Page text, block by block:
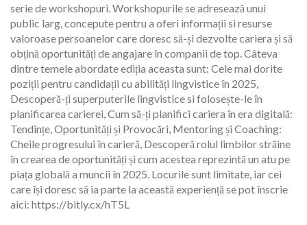
serie de workshopuri. Workshopurile se adresează unui
public larg, concepute pentru a oferi informații si resurse
valoroase persoanelor care doresc să-și dezvolte cariera și să
obțină oportunități de angajare în companii de top. Câteva
dintre temele abordate ediția aceasta sunt: Cele mai dorite
poziții pentru candidații cu abilități lingvistice în 2025,
Descoperă-ți superputerile lingvistice si folosește-le în
planificarea carierei, Cum să-ți planifici cariera în era digitală:
Tendințe, Oportunități și Provocări, Mentoring și Coaching:
Cheile progresului în carieră, Descoperă rolul limbilor străine
în crearea de oportunități și cum acestea reprezintă un atu pe
piața globală a muncii în 2025. Locurile sunt limitate, iar cei
care își doresc să ia parte la această experiență se pot înscrie
aici: https://bitly.cx/hT5L